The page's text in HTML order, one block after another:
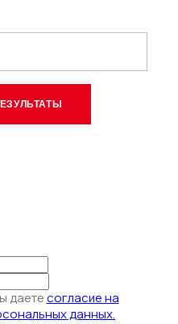
даетесогласие на
данных.